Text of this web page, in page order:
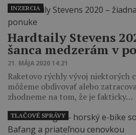
Hardtaily Stevens
šanca medzerám v
21. MÁJA 2020 14:21
Raketovo rýchly vývoj niektorých
môžeme obdivovať alebo
zhodneme na tom, že je fakticky…
INZERCIA
TLAČOVÉ SPRÁVY